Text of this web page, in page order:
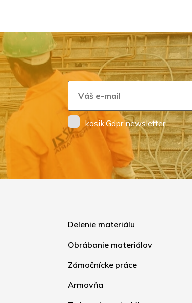
kosik.Gdpr newsletter
Delenie materiálu
Obrábanie materiálov
Zámočnícke práce
Armovňa